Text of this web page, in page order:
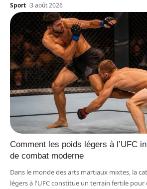
Sport 3 août 2026
Comment les poids légers à l’UFC
de combat moderne
Dans le monde des arts martiaux mixtes, la
légers à l'UFC constitue un terrain fertile